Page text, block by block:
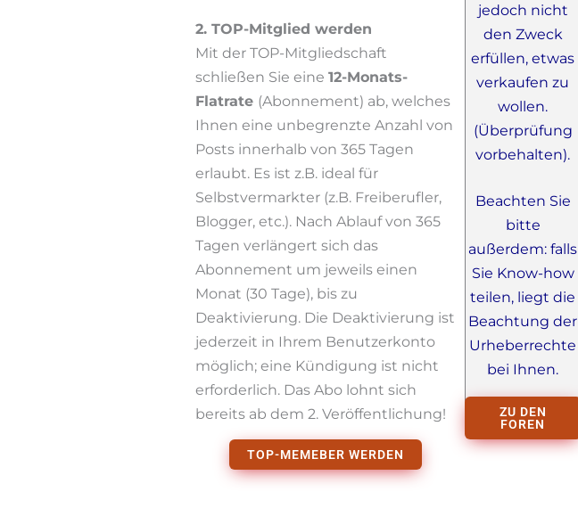
2. TOP-Mitglied werden
Mit der TOP-Mitgliedschaft
schließen Sie eine 12-Monats-
Flatrate (Abonnement) ab, welches
Ihnen eine unbegrenzte Anzahl von
Posts innerhalb von 365 Tagen
erlaubt. Es ist z.B. ideal für
Selbstvermarkter (z.B. Freiberufler,
Blogger, etc.). Nach Ablauf von 365
Tagen verlängert sich das
Abonnement um jeweils einen
Monat (30 Tage), bis zu
Deaktivierung. Die Deaktivierung ist
jederzeit in Ihrem Benutzerkonto
möglich; eine Kündigung ist nicht
erforderlich. Das Abo lohnt sich
bereits ab dem 2. Veröffentlichung!
TOP-MEMEBER WERDEN
jedoch nicht
den Zweck
erfüllen, etwas
verkaufen zu
wollen.
(Überprüfung
vorbehalten).
Beachten Sie
bitte
außerdem: falls
Sie Know-how
teilen, liegt die
Beachtung der
Urheberrechte
bei Ihnen.
ZU DEN
FOREN